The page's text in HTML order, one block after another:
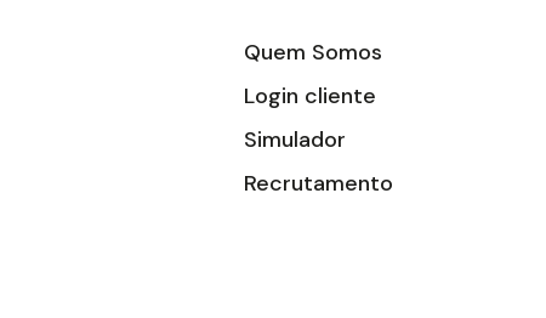
Quem Somos
Login cliente
Simulador
Recrutamento